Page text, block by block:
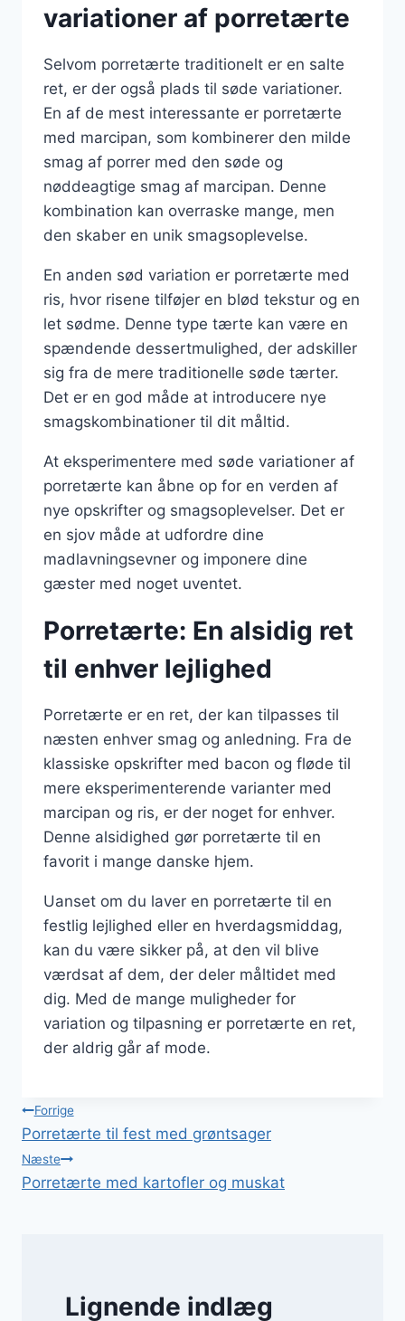
variationer af porretærte
Selvom porretærte traditionelt er en salte
ret, er der også plads til søde variationer.
En af de mest interessante er porretærte
med marcipan, som kombinerer den milde
smag af porrer med den søde og
nøddeagtige smag af marcipan. Denne
kombination kan overraske mange, men
den skaber en unik smagsoplevelse.
En anden sød variation er porretærte med
ris, hvor risene tilføjer en blød tekstur og en
let sødme. Denne type tærte kan være en
spændende dessertmulighed, der adskiller
sig fra de mere traditionelle søde tærter.
Det er en god måde at introducere nye
smagskombinationer til dit måltid.
At eksperimentere med søde variationer af
porretærte kan åbne op for en verden af
nye opskrifter og smagsoplevelser. Det er
en sjov måde at udfordre dine
madlavningsevner og imponere dine
gæster med noget uventet.
Porretærte: En alsidig ret
til enhver lejlighed
Porretærte er en ret, der kan tilpasses til
næsten enhver smag og anledning. Fra de
klassiske opskrifter med bacon og fløde til
mere eksperimenterende varianter med
marcipan og ris, er der noget for enhver.
Denne alsidighed gør porretærte til en
favorit i mange danske hjem.
Uanset om du laver en porretærte til en
festlig lejlighed eller en hverdagsmiddag,
kan du være sikker på, at den vil blive
værdsat af dem, der deler måltidet med
dig. Med de mange muligheder for
variation og tilpasning er porretærte en ret,
der aldrig går af mode.
Indlægsnavigation
Forrige
Porretærte til fest med grøntsager
Næste
Porretærte med kartofler og muskat
Lignende indlæg